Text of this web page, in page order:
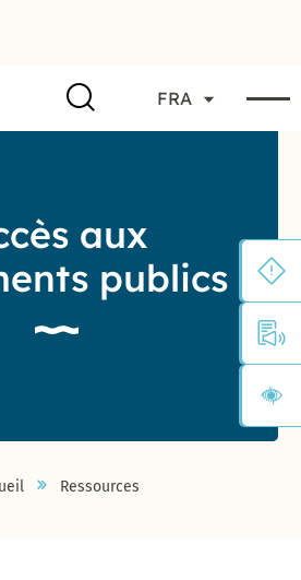
FRA
aux
publics
Ressources